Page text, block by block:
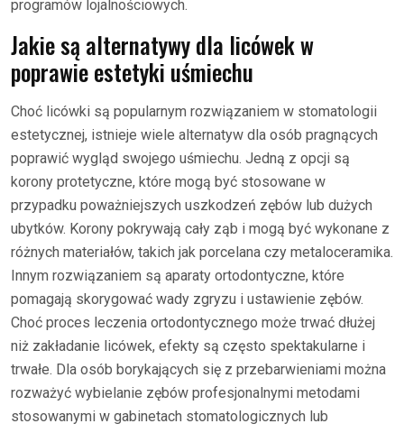
programów lojalnościowych.
Jakie są alternatywy dla licówek w
poprawie estetyki uśmiechu
Choć licówki są popularnym rozwiązaniem w stomatologii
estetycznej, istnieje wiele alternatyw dla osób pragnących
poprawić wygląd swojego uśmiechu. Jedną z opcji są
korony protetyczne, które mogą być stosowane w
przypadku poważniejszych uszkodzeń zębów lub dużych
ubytków. Korony pokrywają cały ząb i mogą być wykonane z
różnych materiałów, takich jak porcelana czy metaloceramika.
Innym rozwiązaniem są aparaty ortodontyczne, które
pomagają skorygować wady zgryzu i ustawienie zębów.
Choć proces leczenia ortodontycznego może trwać dłużej
niż zakładanie licówek, efekty są często spektakularne i
trwałe. Dla osób borykających się z przebarwieniami można
rozważyć wybielanie zębów profesjonalnymi metodami
stosowanymi w gabinetach stomatologicznych lub